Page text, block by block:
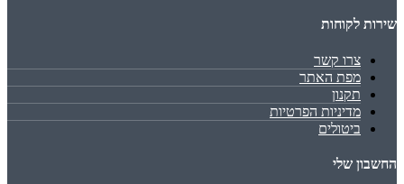
שירות לקוחות
צרו קשר
מפת האתר
תקנון
מדיניות הפרטיות
ביטולים
החשבון שלי